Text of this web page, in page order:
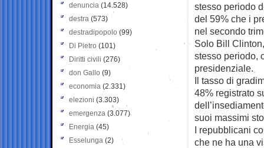
stesso periodo
del 59% che i
nel secondo
Solo Bill
stesso periodo,
presidenziale.
Il tasso di
48% registrato
suoi massimi
I repubblicani
che ne ha una
denuncia (14.528)
destra (573)
destradipopolo (99)
Di Pietro (101)
Diritti civili (276)
don Gallo (9)
economia (2.331)
elezioni (3.303)
emergenza (3.077)
Energia (45)
Esselunga (2)